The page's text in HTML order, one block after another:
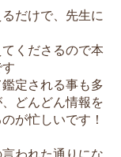
だけで、先生に
くださるので本
定される事も多
どんどん情報を
が忙しいです！